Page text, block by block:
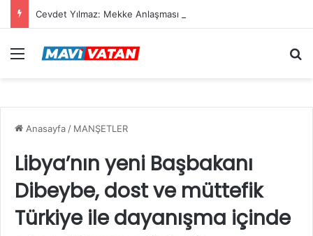
Menü
Anasayfa / MANŞETLER
Libya’nın yeni Başbakanı
Dibeybe, dost ve müttefik
Türkiye ile dayanışma içinde